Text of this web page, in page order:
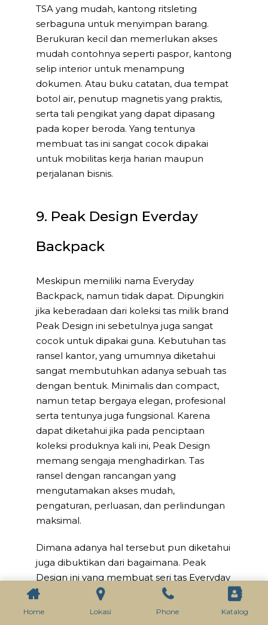
TSA yang mudah, kantong ritsleting
serbaguna untuk menyimpan barang.
Berukuran kecil dan memerlukan akses
mudah contohnya seperti paspor, kantong
selip interior untuk menampung
dokumen. Atau buku catatan, dua tempat
botol air, penutup magnetis yang praktis,
serta tali pengikat yang dapat dipasang
pada koper beroda. Yang tentunya
membuat tas ini sangat cocok dipakai
untuk mobilitas kerja harian maupun
perjalanan bisnis.
9. Peak Design Everday
Backpack
Meskipun memiliki nama Everyday
Backpack, namun tidak dapat. Dipungkiri
jika keberadaan dari koleksi tas milik brand
Peak Design ini sebetulnya juga sangat
cocok untuk dipakai guna. Kebutuhan tas
ransel kantor, yang umumnya diketahui
sangat membutuhkan adanya sebuah tas
dengan bentuk. Minimalis dan compact,
namun tetap bergaya elegan, profesional
serta tentunya juga fungsional. Karena
dapat diketahui jika pada penciptaan
koleksi produknya kali ini, Peak Design
memang sengaja menghadirkan. Tas
ransel dengan rancangan yang
mengutamakan akses mudah,
pengaturan, perluasan, dan perlindungan
maksimal.
Dimana adanya hal tersebut pun diketahui
juga dibuktikan dari bagaimana. Peak
Design ini yang membuat seri tas Everyday
Backpack ini menggunakan peranti keras
MagLatch yang unik menyediakan. Akses
Home Lokasi Phone Katalog